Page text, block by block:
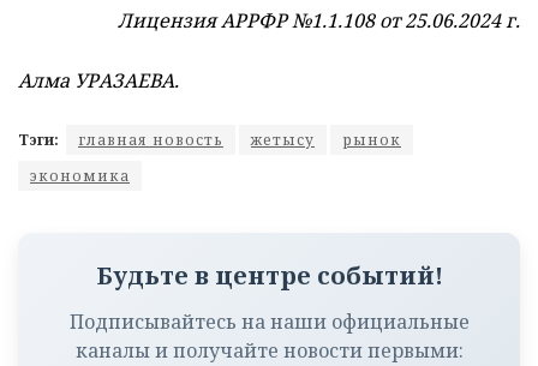
Лицензия АРРФР №1.1.108 от 25.06.2024 г.
Алма УРАЗАЕВА.
Тэги: главная новость жетысу
рынок
экономика
Будьте в центре событий!
Подписывайтесь на наши официальные
каналы и получайте новости первыми: